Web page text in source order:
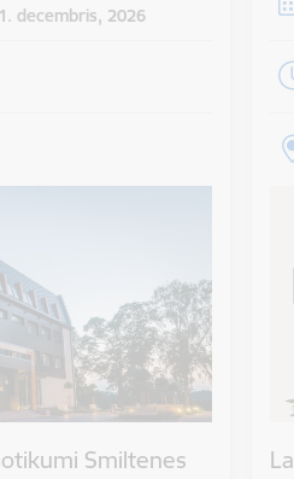
decembris, 2026
Smiltenes